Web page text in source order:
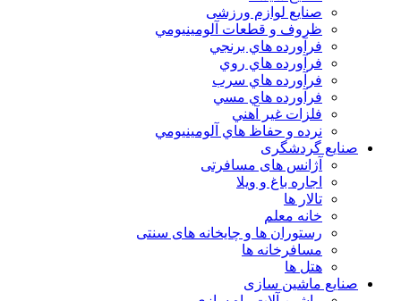
صنایع لوازم ورزشی
ظروف و قطعات آلومينيومي
فرآورده هاي برنجي
فرآورده هاي روي
فرآورده هاي سرب
فرآورده هاي مسي
فلزات غير آهني
نرده و حفاظ هاي آلومينيومي
صنایع گردشگری
آژانس های مسافرتی
اجاره باغ و ویلا
تالار ها
خانه معلم
رستوران ها و چایخانه های سنتی
مسافرخانه ها
هتل ها
صنایع ماشین سازی